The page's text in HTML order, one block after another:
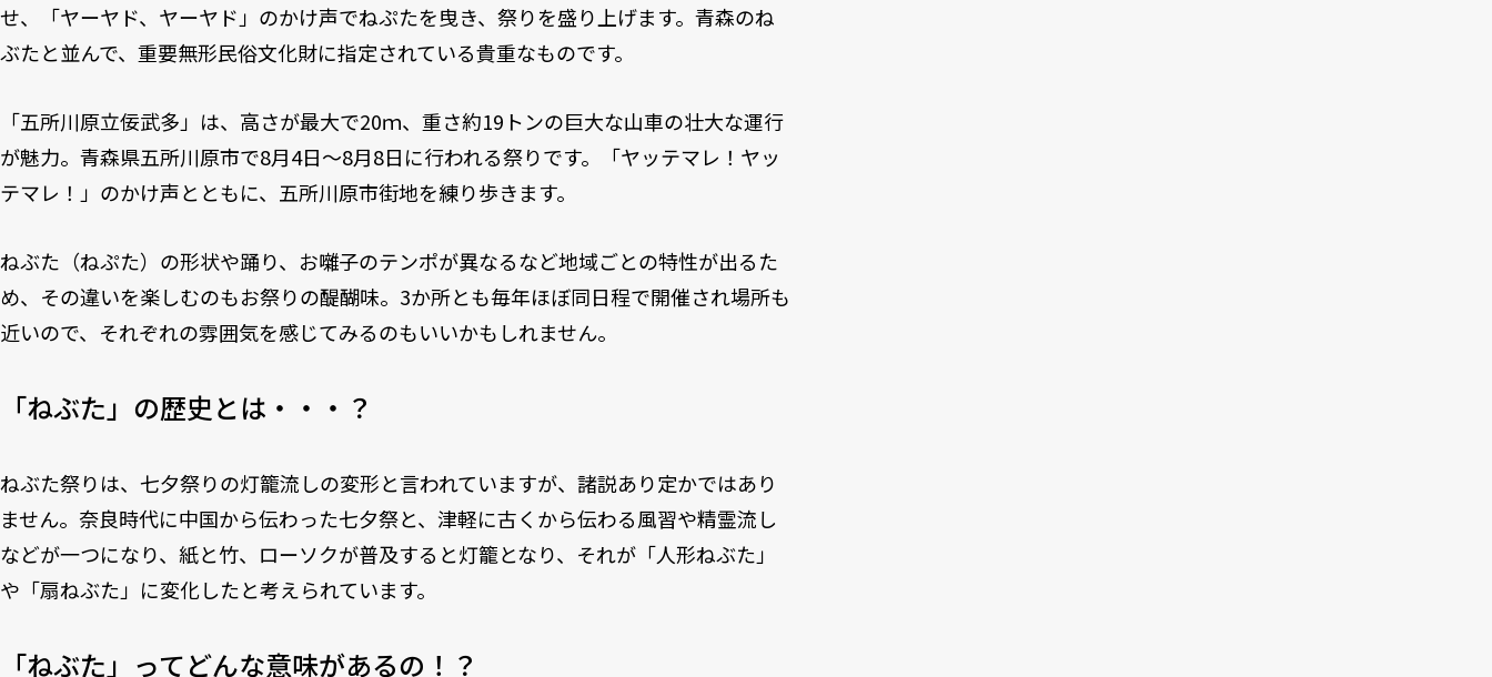
せ、「ヤーヤド、ヤーヤド」のかけ声でねぷたを曳き、祭りを盛り上げます。青森のね
ぶたと並んで、重要無形民俗文化財に指定されている貴重なものです。
「五所川原立佞武多」は、高さが最大で20ｍ、重さ約19トンの巨大な山車の壮大な運行
が魅力。青森県五所川原市で8月4日～8月8日に行われる祭りです。「ヤッテマレ！ヤッ
テマレ！」のかけ声とともに、五所川原市街地を練り歩きます。
ねぶた（ねぷた）の形状や踊り、お囃子のテンポが異なるなど地域ごとの特性が出るた
め、その違いを楽しむのもお祭りの醍醐味。3か所とも毎年ほぼ同日程で開催され場所も
近いので、それぞれの雰囲気を感じてみるのもいいかもしれません。
「ねぶた」の歴史とは・・・？
ねぶた祭りは、七夕祭りの灯籠流しの変形と言われていますが、諸説あり定かではあり
ません。奈良時代に中国から伝わった七夕祭と、津軽に古くから伝わる風習や精霊流し
などが一つになり、紙と竹、ローソクが普及すると灯籠となり、それが「人形ねぶた」
や「扇ねぶた」に変化したと考えられています。
「ねぶた」ってどんな意味があるの！？